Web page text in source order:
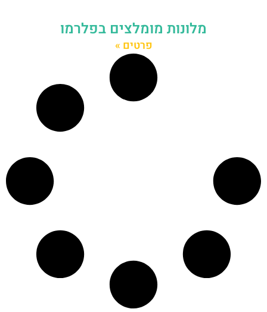
מלונות מומלצים בפלרמו
פרטים »